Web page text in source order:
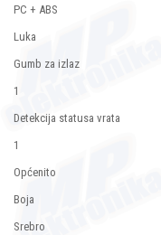
PC + ABS
Luka
Gumb za izlaz
1
Detekcija statusa vrata
1
Općenito
Boja
Srebro